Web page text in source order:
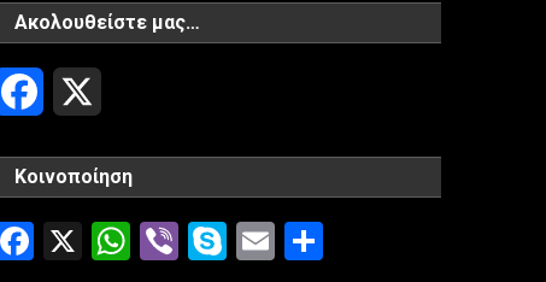
Ακολουθείστε μας…
Facebook
Κοινοποίηση
Facebook
X WhatsApp
ViberSkype
Email